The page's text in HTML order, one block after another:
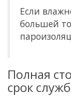
Если
большей
Полная
срок